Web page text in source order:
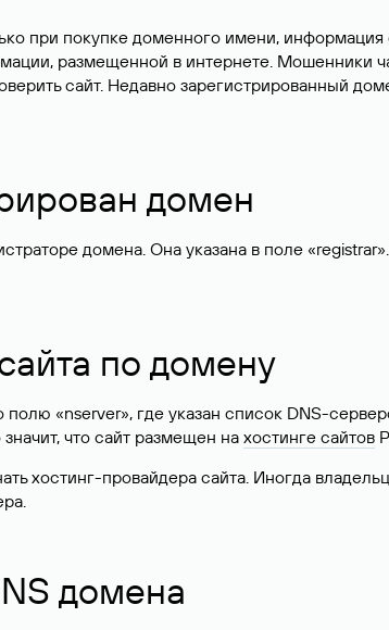
при покупке доменного имени,
размещенной в интернете. Мошенники
сайт. Недавно зарегистрированный
домен
домена. Она указана в поле
по домену
полю «nserver», где указан список DNS-
что сайт размещен на хостинге сайтов
хостинг-провайдера сайта. Иногда
домена